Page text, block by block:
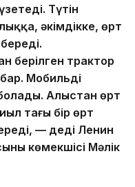
Түтін
әкімдікке, өрт
берілген трактор
Мобильді
Алыстан өрт
тағы бір өрт
— деді Ленин
көмекшісі Мәлік